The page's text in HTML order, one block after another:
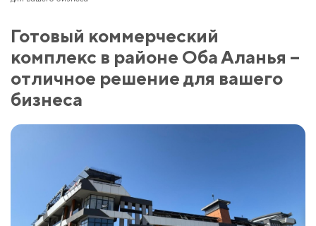
Готовый коммерческий
комплекс в районе Оба Аланья –
отличное решение для вашего
бизнеса